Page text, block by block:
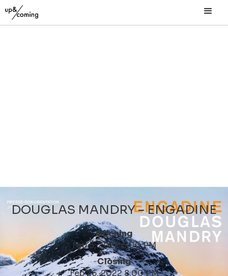
DOUGLAS MANDRY – ENGADINE
Opening
Feb 5, 2022 5:00 PM
Closing
Feb 26, 2022 8:00 PM